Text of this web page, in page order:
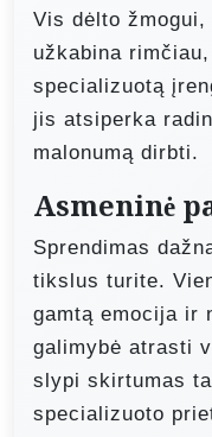
Vis dėlto
užkabina
specializuotą
jis atsiperka
malonumą dirbti.
Asmeninė
Sprendimas
tikslus turite.
gamtą emocija ir
galimybė atrasti
slypi skirtumas
specializuoto